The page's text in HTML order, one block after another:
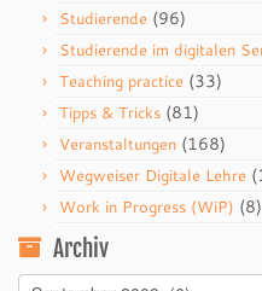
Studierende (96)
Studierende im digitalen
Teaching practice (33)
Tipps & Tricks (81)
Veranstaltungen (168)
Wegweiser Digitale Lehre
Work in Progress (WiP) (8)
Archiv
Archiv